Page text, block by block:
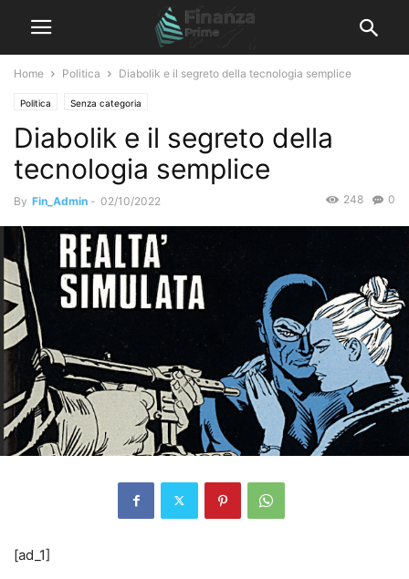
Home Politica Diabolik e il segreto della tecnologia semplice
Politica Senza categoria
Diabolik e il segreto della
tecnologia semplice
By Fin_Admin - 02/10/2022 0
248
[ad_1]